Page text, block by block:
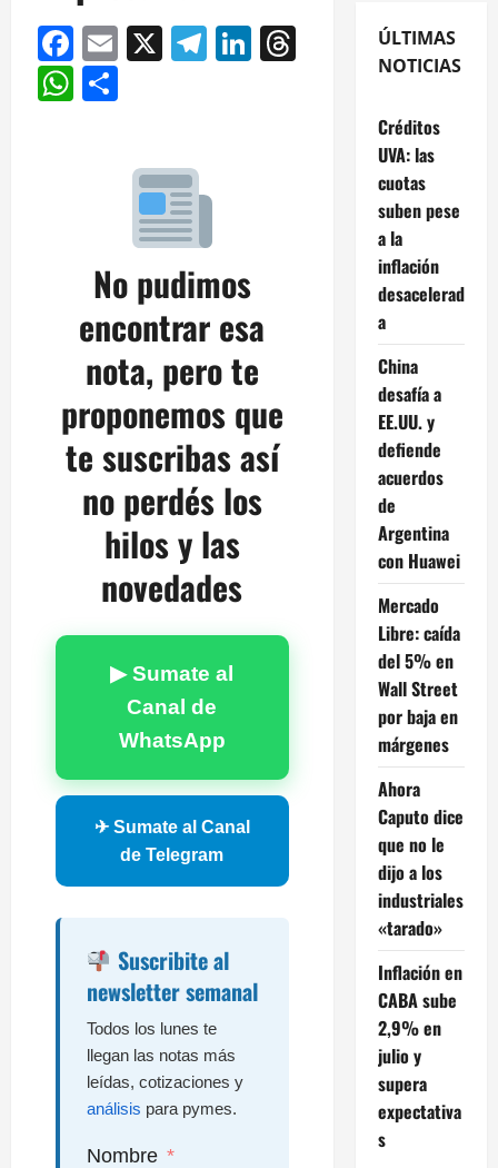
Facebook
Email
X Telegram
LinkedIn
Threads
WhatsApp
No pudimos
encontrar esa
nota, pero te
proponemos que
te suscribas así
no perdés los
hilos y las
novedades
▶ Sumate al
Canal de
WhatsApp
✈ Sumate al Canal
de Telegram
Suscribite al
newsletter semanal
Todos los lunes te
llegan las notas más
leídas, cotizaciones y
análisis para pymes.
Nombre
ÚLTIMAS
NOTICIAS
Créditos
UVA: las
cuotas
suben pese
a la
inflación
desacelerad
a
China
desafía a
EE.UU. y
defiende
acuerdos
de
Argentina
con Huawei
Mercado
Libre: caída
del 5% en
Wall Street
por baja en
márgenes
Ahora
Caputo dice
que no le
dijo a los
industriales
«tarado»
Inflación en
CABA sube
2,9% en
julio y
supera
expectativa
s